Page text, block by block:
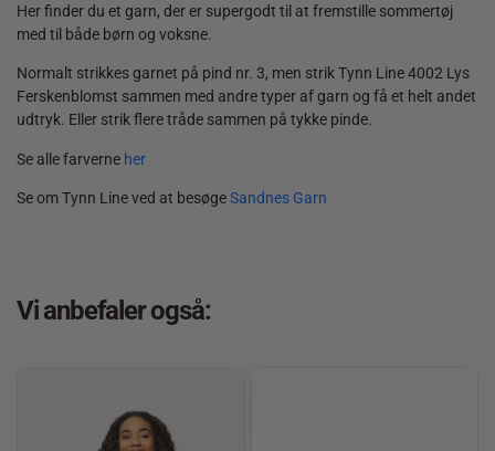
Her finder du et garn, der er supergodt til at fremstille sommertøj
med til både børn og voksne.
Normalt strikkes garnet på pind nr. 3, men strik Tynn Line 4002 Lys
Ferskenblomst sammen med andre typer af garn og få et helt andet
udtryk. Eller strik flere tråde sammen på tykke pinde.
Se alle farverne her
Se om Tynn Line ved at besøgeSandnes Garn
Vi anbefaler også: